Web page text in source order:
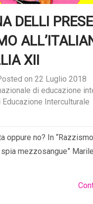
DELLI
XII
on 22 Luglio 2018
di educazione
Interculturale
oppure no? In
mezzosangue”